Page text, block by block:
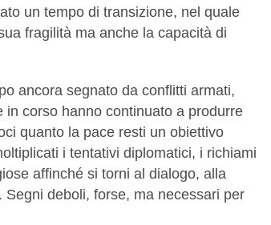
un tempo di transizione, nel quale
fragilità ma anche la capacità di
ancora segnato da conflitti armati,
corso hanno continuato a produrre
quanto la pace resti un obiettivo
i tentativi diplomatici, i richiami
affinché si torni al dialogo, alla
deboli, forse, ma necessari per